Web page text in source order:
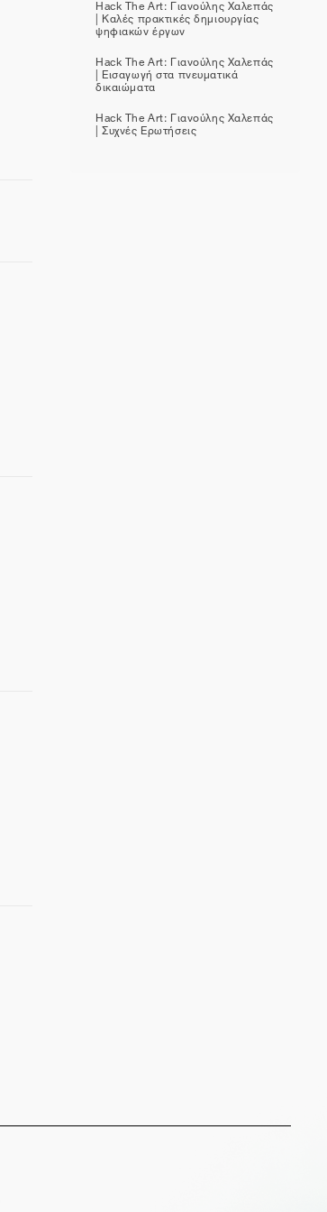
| Καλές πρακτικές δημιουργίας
ψηφιακών έργων
Hack The Art: Γιανούλης Χαλεπάς
| Εισαγωγή στα πνευματικά
δικαιώματα
Hack The Art: Γιανούλης Χαλεπάς
| Συχνές Ερωτήσεις